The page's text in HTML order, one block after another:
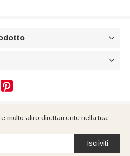



molto altro direttamente nella tua
Iscriviti